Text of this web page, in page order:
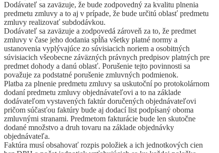
Dodávateľ sa zaväzuje, že bude zodpovedný za kvalitu plnenia
predmetu zmluvy a to aj v prípade, že bude určitú oblasť predmetu
zmluvy realizovať subdodávkou.
Dodávateľ sa zaväzuje a zodpovedá zároveň za to, že predmet
zmluvy v čase jeho dodania spĺňa všetky platné normy a
ustanovenia vyplývajúce zo súvisiacich noriem a osobitných
súvisiacich všeobecne záväzných právnych predpisov platných pre
predmet dohody a danú oblasť. Porušenie tejto povinnosti sa
považuje za podstatné porušenie zmluvných podmienok.
Platba za plnenie predmetu zmluvy sa uskutoční po protokolárnom
dodaní predmetu zmluvy objednávateľovi a to na základe
dodávateľom vystavených faktúr doručených objednávateľovi
pričom súčasťou faktúry bude aj dodací list podpísaný oboma
zmluvnými stranami. Predmetom fakturácie bude len skutočne
dodané množstvo a druh tovaru na základe objednávky
objednávateľa.
Faktúra musí obsahovať rozpis položiek a ich jednotkových cien